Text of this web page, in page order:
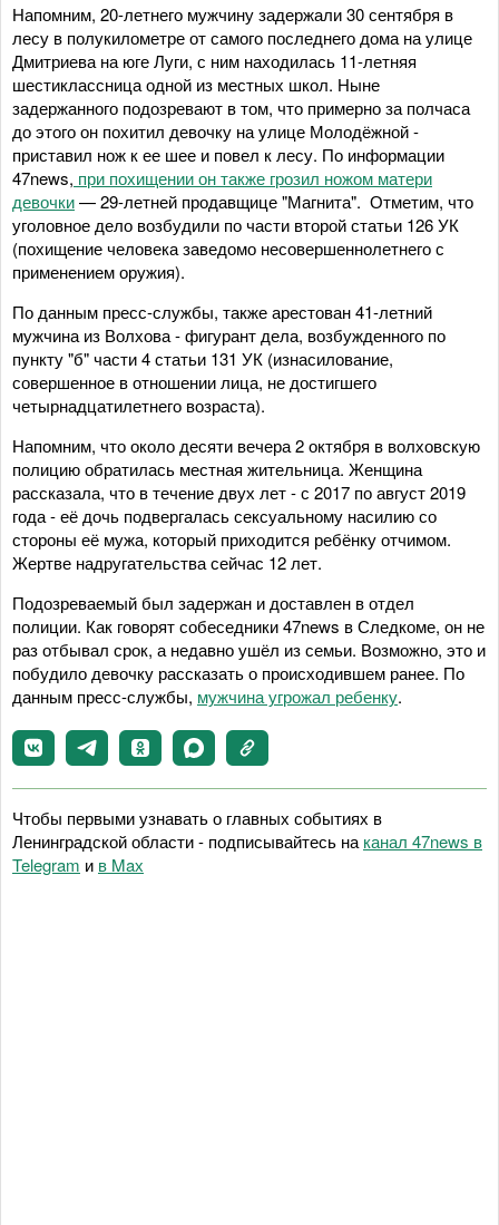
Напомним, 20-летнего мужчину задержали 30 сентября в
лесу в полукилометре от самого последнего дома на улице
Дмитриева на юге Луги, с ним находилась 11-летняя
шестиклассница одной из местных школ. Ныне
задержанного подозревают в том, что примерно за полчаса
до этого он похитил девочку на улице Молодёжной -
приставил нож к ее шее и повел к лесу. По информации
47news, при похищении он также грозил ножом матери
девочки— 29-летней продавщице "Магнита". Отметим, что
уголовное дело возбудили по части второй статьи 126 УК
(похищение человека заведомо несовершеннолетнего с
применением оружия).
По данным пресс-службы, также арестован 41-летний
мужчина из Волхова - фигурант дела, возбужденного по
пункту "б" части 4 статьи 131 УК (изнасилование,
совершенное в отношении лица, не достигшего
четырнадцатилетнего возраста).
Напомним, что около десяти вечера 2 октября в волховскую
полицию обратилась местная жительница. Женщина
рассказала, что в течение двух лет - с 2017 по август 2019
года - её дочь подвергалась сексуальному насилию со
стороны её мужа, который приходится ребёнку отчимом.
Жертве надругательства сейчас 12 лет.
Подозреваемый был задержан и доставлен в отдел
полиции. Как говорят собеседники 47news в Следкоме, он не
раз отбывал срок, а недавно ушёл из семьи. Возможно, это и
побудило девочку рассказать о происходившем ранее. По
данным пресс-службы, мужчина угрожал ребенку.
Чтобы первыми узнавать о главных событиях в
Ленинградской области - подписывайтесь на канал 47news в
Telegram и в Maх